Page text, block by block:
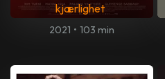
kjærlighet
2021 • 103 min